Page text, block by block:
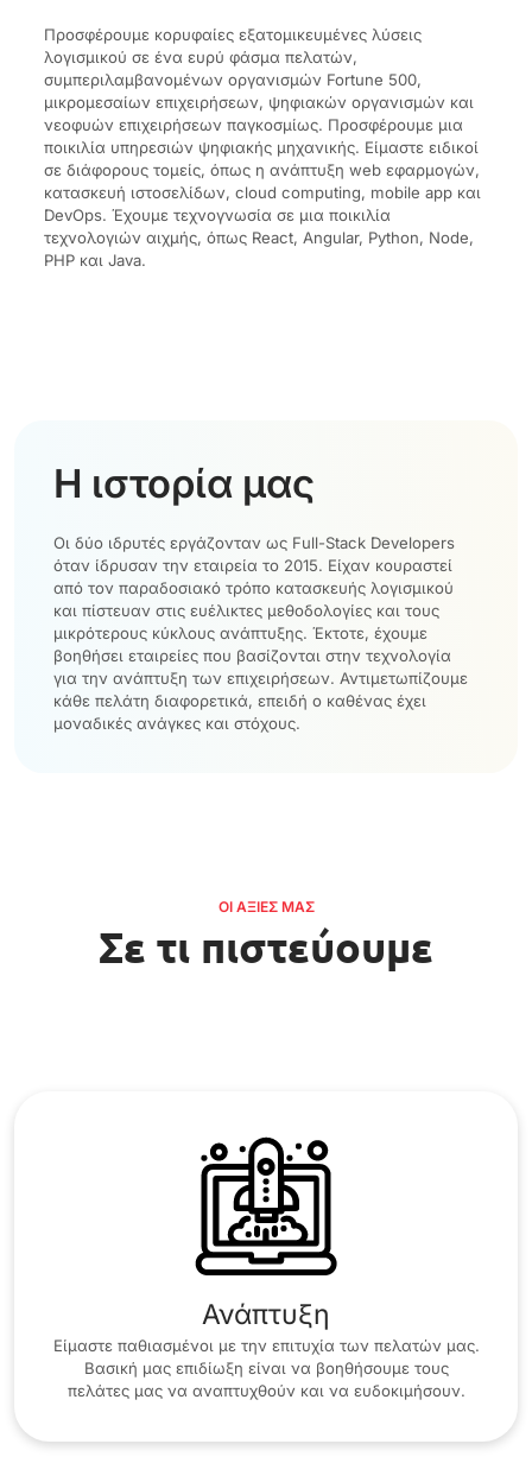
Προσφέρουμε κορυφαίες εξατομικευμένες λύσεις
λογισμικού σε ένα ευρύ φάσμα πελατών,
συμπεριλαμβανομένων οργανισμών Fortune 500,
μικρομεσαίων επιχειρήσεων, ψηφιακών οργανισμών και
νεοφυών επιχειρήσεων παγκοσμίως. Προσφέρουμε μια
ποικιλία υπηρεσιών ψηφιακής μηχανικής. Είμαστε ειδικοί
σε διάφορους τομείς, όπως η ανάπτυξη web εφαρμογών,
κατασκευή ιστοσελίδων, cloud computing, mobile app και
DevOps. Έχουμε τεχνογνωσία σε μια ποικιλία
τεχνολογιών αιχμής, όπως React, Angular, Python, Node,
PHP και Java.
Η ιστορία μας
Οι δύο ιδρυτές εργάζονταν ως Full-Stack Developers
όταν ίδρυσαν την εταιρεία το 2015. Είχαν κουραστεί
από τον παραδοσιακό τρόπο κατασκευής λογισμικού
και πίστευαν στις ευέλικτες μεθοδολογίες και τους
μικρότερους κύκλους ανάπτυξης. Έκτοτε, έχουμε
βοηθήσει εταιρείες που βασίζονται στην τεχνολογία
για την ανάπτυξη των επιχειρήσεων. Αντιμετωπίζουμε
κάθε πελάτη διαφορετικά, επειδή ο καθένας έχει
μοναδικές ανάγκες και στόχους.
ΟΙ ΑΞΊΕΣ ΜΑΣ
Σε τι πιστεύουμε
Ανάπτυξη
Είμαστε παθιασμένοι με την επιτυχία των πελατών μας.
Βασική μας επιδίωξη είναι να βοηθήσουμε τους
πελάτες μας να αναπτυχθούν και να ευδοκιμήσουν.